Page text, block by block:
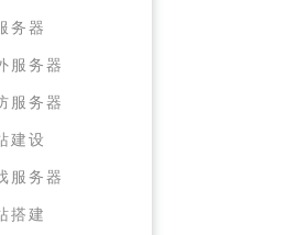
务器
服务器
服务器
建设
服务器
搭建